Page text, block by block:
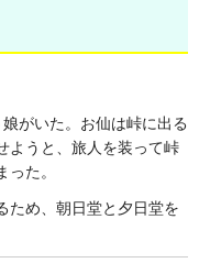
がいた。お仙は峠に出る
ようと、旅人を装って峠
た。
ため、朝日堂と夕日堂を